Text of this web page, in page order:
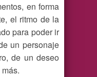
en forma
el ritmo de la
para poder ir
un personaje
de un deseo